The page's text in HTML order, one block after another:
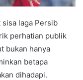
laga Persib
perhatian publik
bukan hanya
betapa
dihadapi.